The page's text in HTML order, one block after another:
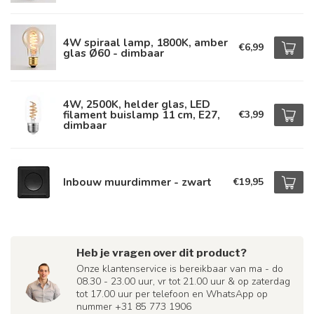
4W spiraal lamp, 1800K, amber
glas Ø60 - dimbaar €6,99
4W, 2500K, helder glas, LED
filament buislamp 11 cm, E27,
dimbaar
€3,99
Inbouw muurdimmer - zwart €19,95
Heb je vragen over dit product?
Onze klantenservice is bereikbaar van ma - do
08.30 - 23.00 uur, vr tot 21.00 uur & op zaterdag
tot 17.00 uur per telefoon en WhatsApp op
nummer +31 85 773 1906